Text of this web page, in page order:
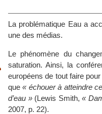
La problématique Eau a
une des médias.
Le phénomène du
saturation. Ainsi, la
européens de tout faire
que« échouer à atteindre
d’eau »(Lewis Smith,«
2007, p. 22).